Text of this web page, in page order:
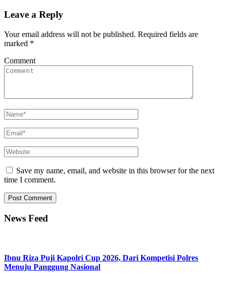
Leave a Reply
Your email address will not be published. Required fields are
marked *
Comment
Save my name, email, and website in this browser for the next
time I comment.
News Feed
Ibnu Riza Puji Kapolri Cup 2026, Dari Kompetisi Polres
Menuju Panggung Nasional